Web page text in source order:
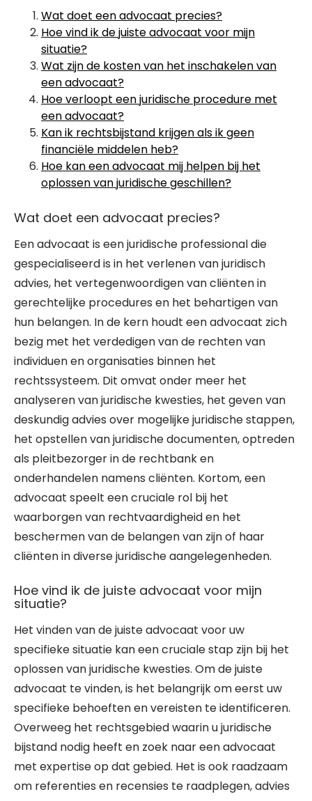
Wat doet een advocaat precies?
Hoe vind ik de juiste advocaat voor mijn
situatie?
Wat zijn de kosten van het inschakelen van
een advocaat?
Hoe verloopt een juridische procedure met
een advocaat?
Kan ik rechtsbijstand krijgen als ik geen
financiële middelen heb?
Hoe kan een advocaat mij helpen bij het
oplossen van juridische geschillen?
Wat doet een advocaat precies?
Een advocaat is een juridische professional die
gespecialiseerd is in het verlenen van juridisch
advies, het vertegenwoordigen van cliënten in
gerechtelijke procedures en het behartigen van
hun belangen. In de kern houdt een advocaat zich
bezig met het verdedigen van de rechten van
individuen en organisaties binnen het
rechtssysteem. Dit omvat onder meer het
analyseren van juridische kwesties, het geven van
deskundig advies over mogelijke juridische stappen,
het opstellen van juridische documenten, optreden
als pleitbezorger in de rechtbank en
onderhandelen namens cliënten. Kortom, een
advocaat speelt een cruciale rol bij het
waarborgen van rechtvaardigheid en het
beschermen van de belangen van zijn of haar
cliënten in diverse juridische aangelegenheden.
Hoe vind ik de juiste advocaat voor mijn
situatie?
Het vinden van de juiste advocaat voor uw
specifieke situatie kan een cruciale stap zijn bij het
oplossen van juridische kwesties. Om de juiste
advocaat te vinden, is het belangrijk om eerst uw
specifieke behoeften en vereisten te identificeren.
Overweeg het rechtsgebied waarin u juridische
bijstand nodig heeft en zoek naar een advocaat
met expertise op dat gebied. Het is ook raadzaam
om referenties en recensies te raadplegen, advies